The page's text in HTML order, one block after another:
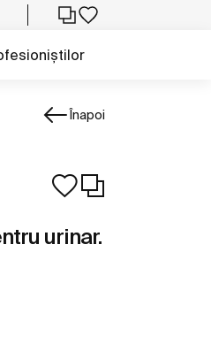
Înapoi
urinar.